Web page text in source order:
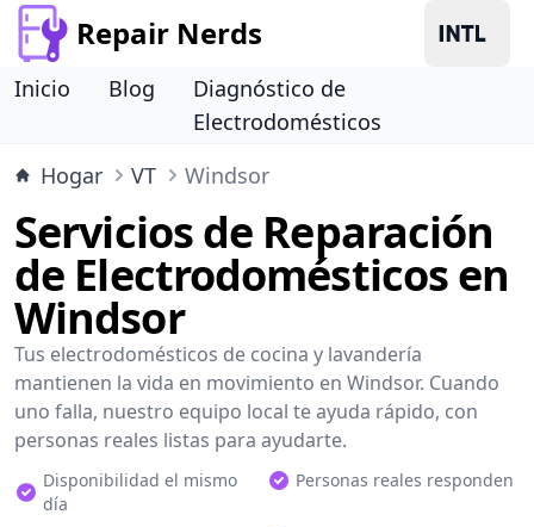
Repair Nerds
Inicio Blog
Diagnóstico de
Electrodomésticos
Hogar
VT Windsor
Servicios de Reparación
de Electrodomésticos en
Windsor
Tus electrodomésticos de cocina y lavandería
mantienen la vida en movimiento en Windsor. Cuando
uno falla, nuestro equipo local te ayuda rápido, con
personas reales listas para ayudarte.
Disponibilidad el mismo
día
Personas reales responden